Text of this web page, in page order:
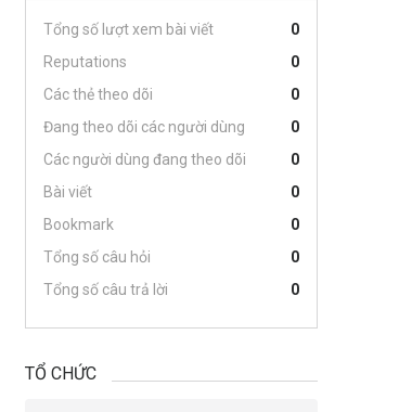
Tổng số lượt xem bài viết
0
Reputations
0
Các thẻ theo dõi
0
Đang theo dõi các người dùng
0
Các người dùng đang theo dõi
0
Bài viết
0
Bookmark
0
Tổng số câu hỏi
0
Tổng số câu trả lời
0
TỔ CHỨC